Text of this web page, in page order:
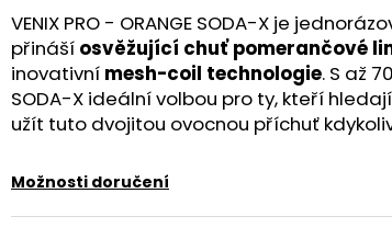
z
5
hvězdiček.
VENIX PRO - ORANGE SODA-X je
přináší osvěžující chuť pomerančové
inovativní mesh-coil technologie. S až
SODA-X ideální volbou pro ty, kteří
užít tuto dvojitou ovocnou příchuť
Možnosti doručení